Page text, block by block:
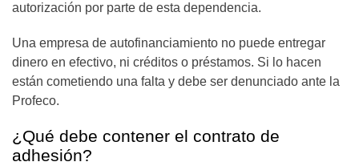
autorización por parte de esta dependencia.
Una empresa de autofinanciamiento no puede entregar
dinero en efectivo, ni créditos o préstamos. Si lo hacen
están cometiendo una falta y debe ser denunciado ante la
Profeco.
¿Qué debe contener el contrato de
adhesión?